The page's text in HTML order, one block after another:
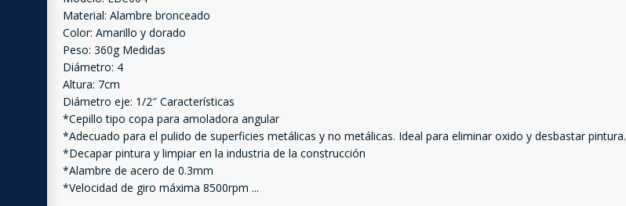
Material: Alambre bronceado
Color: Amarillo y dorado
Peso: 360g Medidas
Diámetro: 4
Altura: 7cm
Diámetro eje: 1/2″ Características
*Cepillo tipo copa para amoladora angular
*Adecuado para el pulido de superficies metálicas y no metálicas. Ideal para eliminar oxido y desbastar pintura.
*Decapar pintura y limpiar en la industria de la construcción
*Alambre de acero de 0.3mm
*Velocidad de giro máxima 8500rpm ...